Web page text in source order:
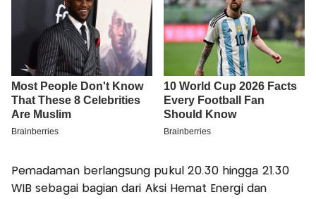
Pemadaman berlangsung pukul 20.30 hingga 21.30
WIB sebagai bagian dari Aksi Hemat Energi dan